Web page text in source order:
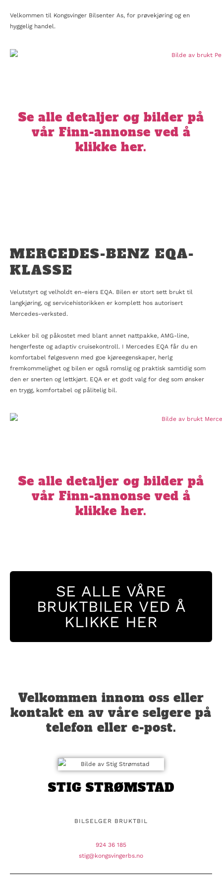
Velkommen til Kongsvinger Bilsenter As, for prøvekjøring og en
hyggelig handel.
Se alle detaljer og bilder på
vår Finn-annonse ved å
klikke her.
MERCEDES-BENZ EQA-
KLASSE
Velutstyrt og velholdt en-eiers EQA. Bilen er stort sett brukt til
langkjøring, og servicehistorikken er komplett hos autorisert
Mercedes-verksted.
Lekker bil og påkostet med blant annet nattpakke, AMG-line,
hengerfeste og adaptiv cruisekontroll. I Mercedes EQA får du en
komfortabel følgesvenn med goe kjøreegenskaper, herlg
fremkommelighet og bilen er også romslig og praktisk samtidig som
den er snerten og lettkjørt. EQA er et godt valg for deg som ønsker
en trygg, komfortabel og pålitelig bil.
Se alle detaljer og bilder på
vår Finn-annonse ved å
klikke her.
SE ALLE VÅRE
BRUKTBILER VED Å
KLIKKE HER
Velkommen innom oss eller
kontakt en av våre selgere på
telefon eller e-post.
STIG STRØMSTAD
BILSELGER BRUKTBIL
924 36 185
stig@kongsvingerbs.no